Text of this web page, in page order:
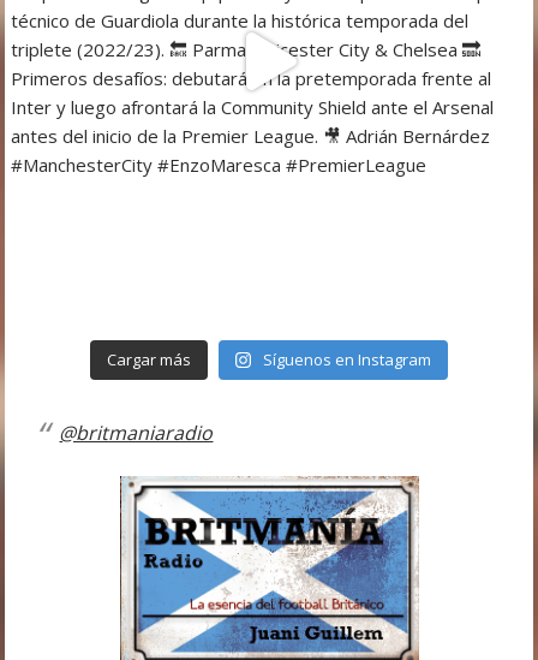
Cargar más Síguenos en Instagram
@britmaniaradio